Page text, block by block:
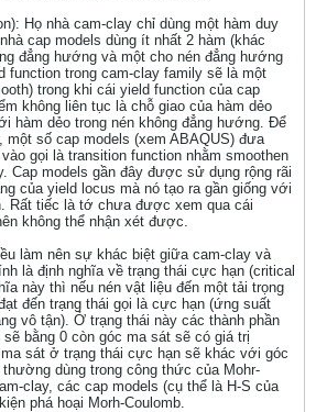
Họ nhà cam-clay chỉ dùng một hàm duy
cap models dùng ít nhất 2 hàm (khác
đẳng hướng và một cho nén đẳng hướng
function trong cam-clay family sẽ là một
trong khi cái yield function của cap
không liên tục là chỗ giao của hàm dẻo
hàm dẻo trong nén không đẳng hướng. Để
một số cap models (xem ABAQUS) đưa
gọi là transition function nhằm smoothen
Cap models gần đây được sử dụng rộng rãi
của yield locus mà nó tạo ra gần giống với
Rất tiếc là tớ chưa được xem qua cái
không thể nhận xét được.
làm nên sự khác biệt giữa cam-clay và
là định nghĩa về trạng thái cực hạn (critical
này thì nếu nén vật liệu đến một tải trọng
đến trạng thái gọi là cực hạn (ứng suất
vô tận). Ở trạng thái này các thành phần
bằng 0 còn góc ma sát sẽ có giá trị
sát ở trạng thái cực hạn sẽ khác với góc
dùng trong công thức của Mohr-
clay, các cap models (cụ thể là H-S của
phá hoại Morh-Coulomb.